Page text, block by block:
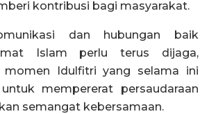
kontribusi bagi masyarakat.
dan hubungan baik
Islam perlu terus dijaga,
Idulfitri yang selama ini
mempererat persaudaraan
semangat kebersamaan.